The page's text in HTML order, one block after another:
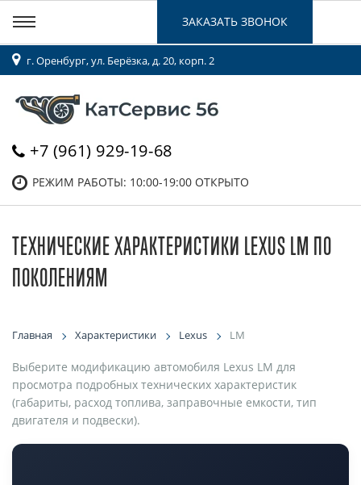
г. Оренбург, ул. Берёзка, д. 20, корп. 2
+7 (961) 929-19-68
РЕЖИМ РАБОТЫ: 10:00-19:00 ОТКРЫТО
ЗАКАЗАТЬ ЗВОНОК
ТЕХНИЧЕСКИЕ ХАРАКТЕРИСТИКИ LEXUS LM ПО
ПОКОЛЕНИЯМ
Главная Характеристики Lexus LM
Выберите модификацию автомобиля Lexus LM для
просмотра подробных технических характеристик
(габариты, расход топлива, заправочные емкости, тип
двигателя и подвески).